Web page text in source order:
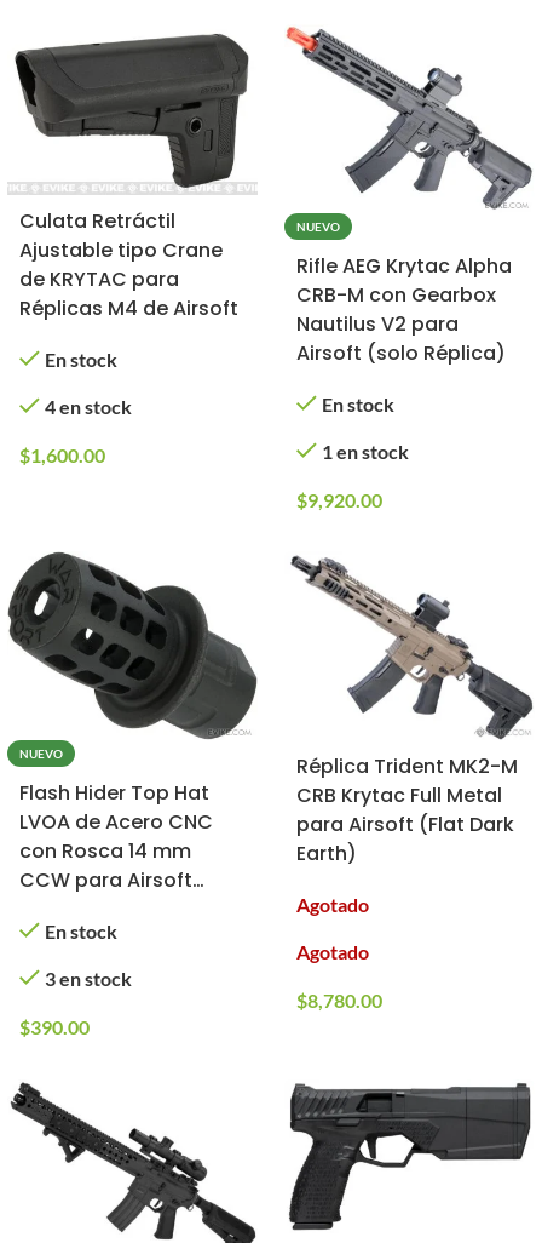
Culata Retráctil
Ajustable tipo Crane
de KRYTAC para
Réplicas M4 de Airsoft
En stock
4 en stock
$1,600.00
NUEVO
Rifle AEG Krytac Alpha
CRB-M con Gearbox
Nautilus V2 para
Airsoft (solo Réplica)
En stock
1 en stock
$9,920.00
NUEVO
Flash Hider Top Hat
LVOA de Acero CNC
con Rosca 14 mm
CCW para Airsoft
En stock
3 en stock
$390.00
Réplica Trident MK2-M
CRB Krytac Full Metal
para Airsoft (Flat Dark
Earth)
Agotado
Agotado
$8,780.00